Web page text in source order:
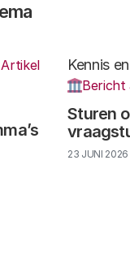
Artikel
Sturen
Kennis
Bericht
23 JUNI 2026